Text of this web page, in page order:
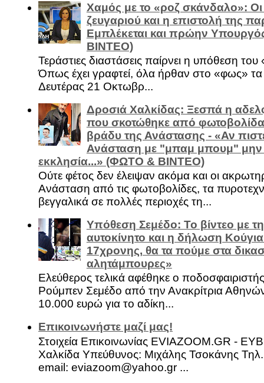
Χαμός με το «ροζ σκάνδαλο»: Οι
ζευγαριού και η επιστολή της
Εμπλέκεται και πρώην
ΒΙΝΤΕΟ)
Τεράστιες διαστάσεις παίρνει η υπόθεση
Όπως έχει γραφτεί, όλα ήρθαν στο «φως»
Δευτέρας 21 Οκτωβρ...
Δροσιά Χαλκίδας: Ξεσπά η
που σκοτώθηκε από φωτοβολίδα
βράδυ της Ανάστασης - «Αν
Ανάσταση με "μπαμ μπουμ" μην
εκκλησία...» (ΦΩΤΟ & ΒΙΝΤΕΟ)
Ούτε φέτος δεν έλειψαν ακόμα και οι
Ανάσταση από τις φωτοβολίδες, τα
βεγγαλικά σε πολλές περιοχές τη...
Υπόθεση Σεμέδο: Το βίντεο με
αυτοκίνητο και η δήλωση
17χρονης, θα τα πούμε στα
αλητάμπουρες»
Ελεύθερος τελικά αφέθηκε ο
Ρούμπεν Σεμέδο από την Ανακρίτρια
10.000 ευρώ για το αδίκη...
Επικοινωνήστε μαζί μας!
Στοιχεία Επικοινωνίας EVIAZOOM.GR -
Χαλκίδα Υπεύθυνος: Μιχάλης Τσοκάνης
email: eviazoom@yahoo.gr ...